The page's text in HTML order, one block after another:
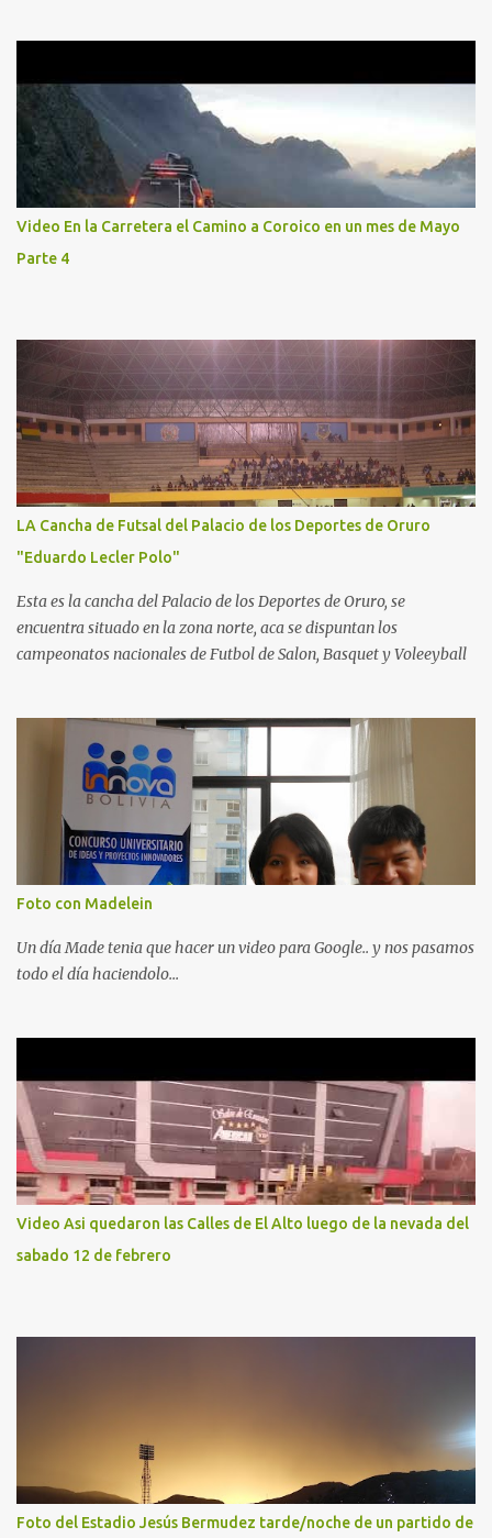
Video En la Carretera el Camino a Coroico en un mes de Mayo
Parte 4
LA Cancha de Futsal del Palacio de los Deportes de Oruro
"Eduardo Lecler Polo"
Esta es la cancha del Palacio de los Deportes de Oruro, se
encuentra situado en la zona norte, aca se dispuntan los
campeonatos nacionales de Futbol de Salon, Basquet y Voleeyball
Foto con Madelein
Un día Made tenia que hacer un video para Google.. y nos pasamos
todo el día haciendolo...
Video Asi quedaron las Calles de El Alto luego de la nevada del
sabado 12 de febrero
Foto del Estadio Jesús Bermudez tarde/noche de un partido de